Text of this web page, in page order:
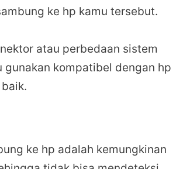
ke hp kamu tersebut.
atau perbedaan sistem
kompatibel dengan hp
ke hp adalah kemungkinan